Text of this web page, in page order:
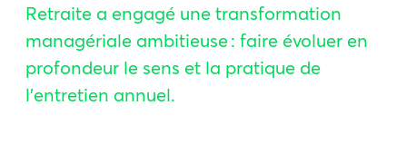
Retraite a engagé une transformation
managériale ambitieuse : faire évoluer en
profondeur le sens et la pratique de
l’entretien annuel.